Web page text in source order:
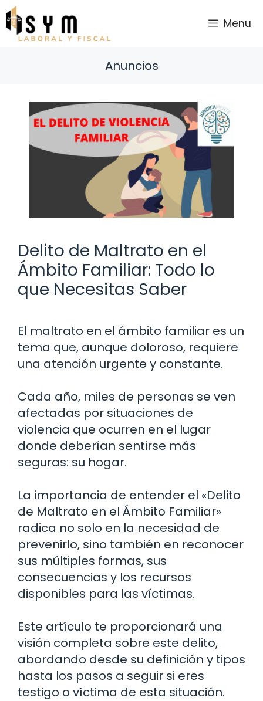
Saltar
al
contenido
Menu
Anuncios
Delito de Maltrato en el
Ámbito Familiar: Todo lo
que Necesitas Saber
El maltrato en el ámbito familiar es un
tema que, aunque doloroso, requiere
una atención urgente y constante.
Cada año, miles de personas se ven
afectadas por situaciones de
violencia que ocurren en el lugar
donde deberían sentirse más
seguras: su hogar.
La importancia de entender el «Delito
de Maltrato en el Ámbito Familiar»
radica no solo en la necesidad de
prevenirlo, sino también en reconocer
sus múltiples formas, sus
consecuencias y los recursos
disponibles para las víctimas.
Este artículo te proporcionará una
visión completa sobre este delito,
abordando desde su definición y tipos
hasta los pasos a seguir si eres
testigo o víctima de esta situación.